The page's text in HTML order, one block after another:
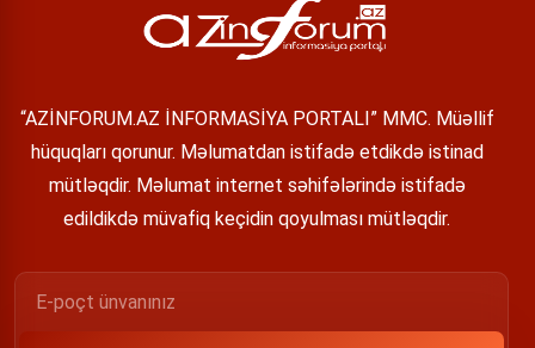
“AZİNFORUM.AZ İNFORMASİYA PORTALI” MMC. Müəllif
hüquqları qorunur. Məlumatdan istifadə etdikdə istinad
mütləqdir. Məlumat internet səhifələrində istifadə
edildikdə müvafiq keçidin qoyulması mütləqdir.